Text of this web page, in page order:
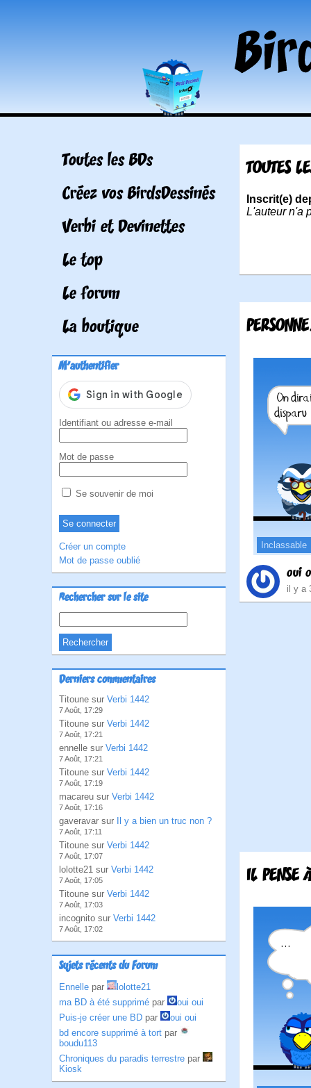
Toutes les BDs
Créez vos BirdsDessinés
Verbi et Devinettes
Le top
Le forum
La boutique
M'authentifier
Identifiant ou adresse e-mail
Mot de passe
Se souvenir de moi
Créer un compte
Mot de passe oublié
Rechercher sur le site
Derniers commentaires
Titoune sur Verbi 1442
7 Août, 17:29
Titoune sur Verbi 1442
7 Août, 17:21
ennelle sur Verbi 1442
7 Août, 17:21
Titoune sur Verbi 1442
7 Août, 17:19
macareu sur Verbi 1442
7 Août, 17:16
gaveravar sur Il y a bien un truc non ?
7 Août, 17:11
Titoune sur Verbi 1442
7 Août, 17:07
lolotte21 sur Verbi 1442
7 Août, 17:05
Titoune sur Verbi 1442
7 Août, 17:03
incognito sur Verbi 1442
7 Août, 17:02
Sujets récents du Forum
Ennelle par
lolotte21
ma BD à été supprimé par
oui oui
Puis-je créer une BD par
oui oui
bd encore supprimé à tort par
boudu113
Chroniques du paradis terrestre par
Kiosk
TOUTES
Inscrit(e)
L'auteur n'a
Inclassable
oui
il y a
IL PENSE